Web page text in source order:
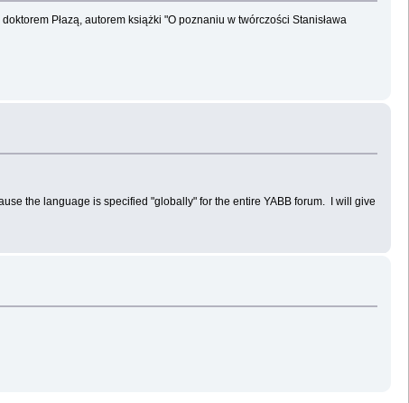
Płazą, autorem książki "O poznaniu w twórczości Stanisława
the language is specified "globally" for the entire YABB forum. I will give